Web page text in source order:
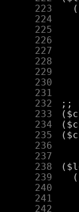
    223
    224
    225
    226
    227
    228
    229
    230
    231
    232
    233
    234
    235
    236
    237
    238
    239
    240
    241
    242